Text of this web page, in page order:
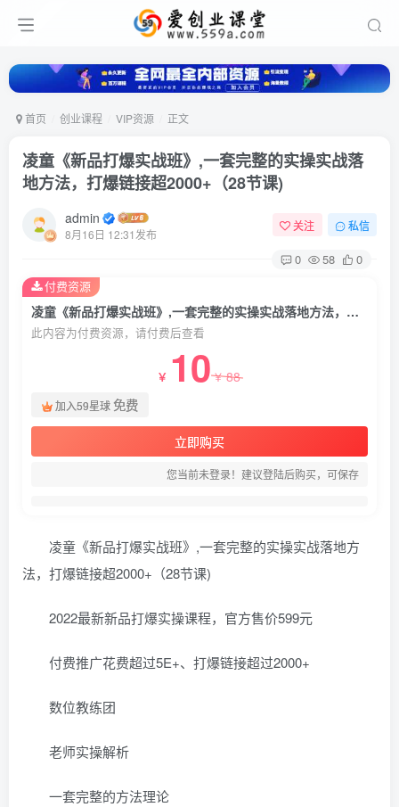
首页 创业课程 VIP资源 正文
凌童《新品打爆实战班》,一套完整的实操实战落
地方法，打爆链接超2000+（28节课)
admin
8月16日 12:31发布
关注 私信
0 58 0
凌童《新品打爆实战班》,一套完整的实操实战落地方法，打爆链接超2000+（28节课)
此内容为付费资源，请付费后查看
￥ 10￥88
加入59星球免费
立即购买
您当前未登录！建议登陆后购买，可保存
付费资源
凌童《新品打爆实战班》,一套完整的实操实战落地方
法，打爆链接超2000+（28节课)
2022最新新品打爆实操课程，官方售价599元
付费推广花费超过5E+、打爆链接超过2000+
数位教练团
老师实操解析
一套完整的方法理论